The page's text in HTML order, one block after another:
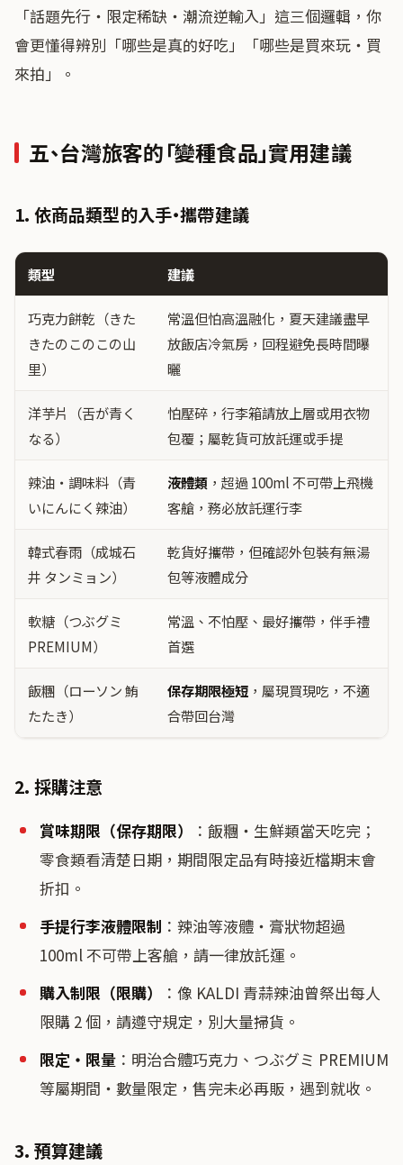
「話題先行・限定稀缺・潮流逆輸入」這三個邏輯，你
會更懂得辨別「哪些是真的好吃」「哪些是買來玩・買
來拍」。
五、台灣旅客的「變種食品」實用建議
1. 依商品類型的入手・攜帶建議
類型 建議
巧克力餅乾（きた
きたのこのこの山
里）
常溫但怕高溫融化，夏天建議盡早
放飯店冷氣房，回程避免長時間曝
曬
洋芋片（舌が青く
なる）
怕壓碎，行李箱請放上層或用衣物
包覆；屬乾貨可放託運或手提
辣油・調味料（青
いにんにく辣油）
液體類 ，超過 100ml 不可帶上飛機
客艙，務必放託運行李
韓式春雨（成城石
井 タンミョン）
乾貨好攜帶，但確認外包裝有無湯
包等液體成分
軟糖（つぶグミ
PREMIUM）
常溫、不怕壓、最好攜帶，伴手禮
首選
飯糰（ローソン 鮪
たたき）
保存期限極短 ，屬現買現吃，不適
合帶回台灣
2. 採購注意
賞味期限（保存期限）
：飯糰・生鮮類當天吃完；
零食類看清楚日期，期間限定品有時接近檔期末會
折扣。
手提行李液體限制 ：辣油等液體・膏狀物超過
100ml 不可帶上客艙，請一律放託運。
購入制限（限購）
：像 KALDI 青蒜辣油曾祭出每人
限購 2 個，請遵守規定，別大量掃貨。
限定・限量 ：明治合體巧克力、つぶグミ PREMIUM
等屬期間・數量限定，售完未必再販，遇到就收。
3. 預算建議